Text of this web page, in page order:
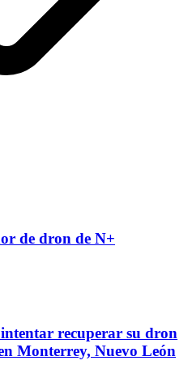
de dron de N+
recuperar su dron
Monterrey, Nuevo León